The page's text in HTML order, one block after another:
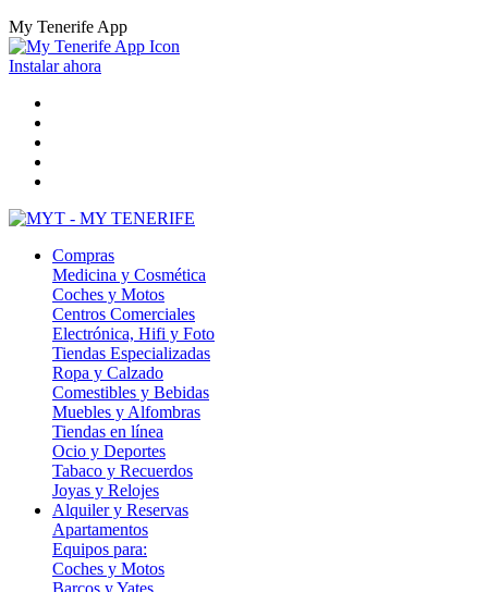
My Tenerife App
Instalar ahora
Compras
Medicina y Cosmética
Coches y Motos
Centros Comerciales
Electrónica, Hifi y Foto
Tiendas Especializadas
Ropa y Calzado
Comestibles y Bebidas
Muebles y Alfombras
Tiendas en línea
Ocio y Deportes
Tabaco y Recuerdos
Joyas y Relojes
Alquiler y Reservas
Apartamentos
Equipos para:
Coches y Motos
Barcos y Yates